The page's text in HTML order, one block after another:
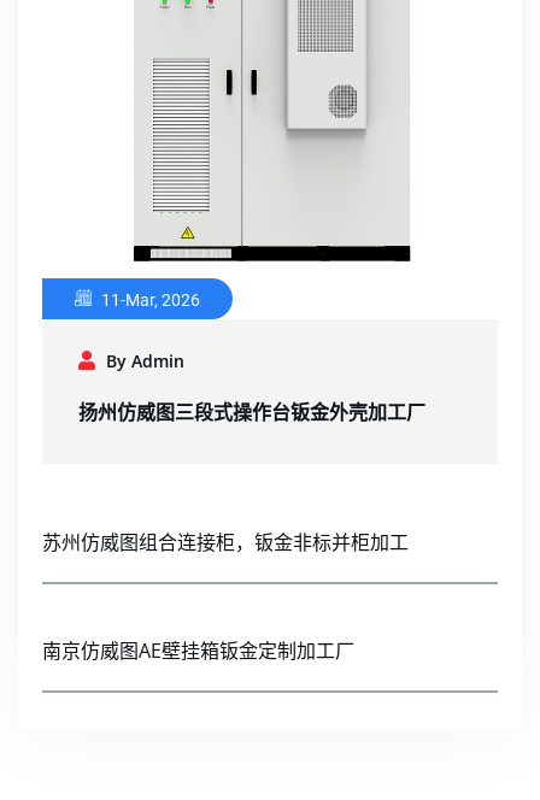
11-Mar, 2026
By Admin
扬州仿威图三段式操作台钣金外壳加工厂
苏州仿威图组合连接柜，钣金非标并柜加工
南京仿威图AE壁挂箱钣金定制加工厂